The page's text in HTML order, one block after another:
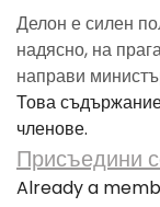
Делон е силен
надясно, на
направи
Това
членове.
Присъедини
Already a